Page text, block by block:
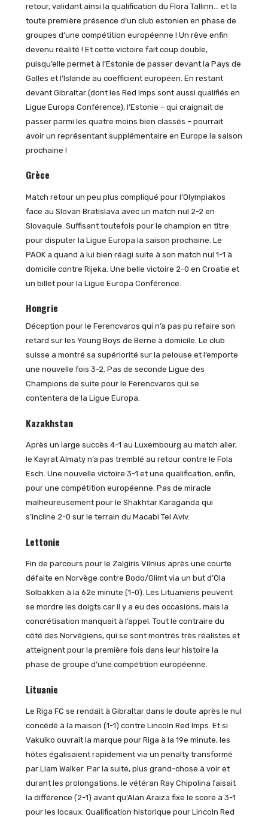
retour, validant ainsi la qualification du Flora Tallinn… et la
toute première présence d’un club estonien en phase de
groupes d’une compétition européenne ! Un rêve enfin
devenu réalité ! Et cette victoire fait coup double,
puisqu’elle permet à l’Estonie de passer devant la Pays de
Galles et l’Islande au coefficient européen. En restant
devant Gibraltar (dont les Red Imps sont aussi qualifiés en
Ligue Europa Conférence), l’Estonie – qui craignait de
passer parmi les quatre moins bien classés – pourrait
avoir un représentant supplémentaire en Europe la saison
prochaine !
Grèce
Match retour un peu plus compliqué pour l’Olympiakos
face au Slovan Bratislava avec un match nul 2-2 en
Slovaquie. Suffisant toutefois pour le champion en titre
pour disputer la Ligue Europa la saison prochaine. Le
PAOK a quand à lui bien réagi suite à son match nul 1-1 à
domicile contre Rijeka. Une belle victoire 2-0 en Croatie et
un billet pour la Ligue Europa Conférence.
Hongrie
Déception pour le Ferencvaros qui n’a pas pu refaire son
retard sur les Young Boys de Berne à domicile. Le club
suisse a montré sa supériorité sur la pelouse et l’emporte
une nouvelle fois 3-2. Pas de seconde Ligue des
Champions de suite pour le Ferencvaros qui se
contentera de la Ligue Europa.
Kazakhstan
Après un large succès 4-1 au Luxembourg au match aller,
le Kayrat Almaty n’a pas tremblé au retour contre le Fola
Esch. Une nouvelle victoire 3-1 et une qualification, enfin,
pour une compétition européenne. Pas de miracle
malheureusement pour le Shakhtar Karaganda qui
s’incline 2-0 sur le terrain du Macabi Tel Aviv.
Lettonie
Fin de parcours pour le Zalgiris Vilnius après une courte
défaite en Norvège contre Bodo/Glimt via un but d’Ola
Solbakken à la 62e minute (1-0). Les Lituaniens peuvent
se mordre les doigts car il y a eu des occasions, mais la
concrétisation manquait à l’appel. Tout le contraire du
côté des Norvégiens, qui se sont montrés très réalistes et
atteignent pour la première fois dans leur histoire la
phase de groupe d’une compétition européenne.
Lituanie
Le Riga FC se rendait à Gibraltar dans le doute après le nul
concédé à la maison (1-1) contre Lincoln Red Imps. Et si
Vakulko ouvrait la marque pour Riga à la 19e minute, les
hôtes égalisaient rapidement via un penalty transformé
par Liam Walker. Par la suite, plus grand-chose à voir et
durant les prolongations, le vétéran Ray Chipolina faisait
la différence (2-1) avant qu’Alan Araiza fixe le score à 3-1
pour les locaux. Qualification historique pour Lincoln Red